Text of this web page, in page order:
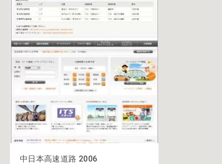
中日本高速道路 2006